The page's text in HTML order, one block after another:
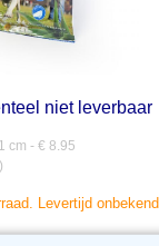
niet leverbaar
cm - € 8.95
)
Levertijd onbekend